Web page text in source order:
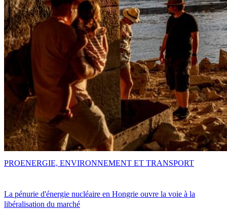
La pénurie d'énergie nucléaire en Hongrie ouvre la voie à la
libéralisation du marché
PROENERGIE, ENVIRONNEMENT ET TRANSPORT